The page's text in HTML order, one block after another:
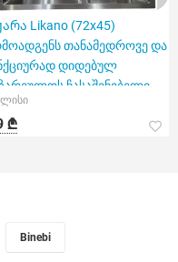
Likano (72x45)
თანამედროვე და
დიდებულ
ჩასაშენებელი
₾
Binebi